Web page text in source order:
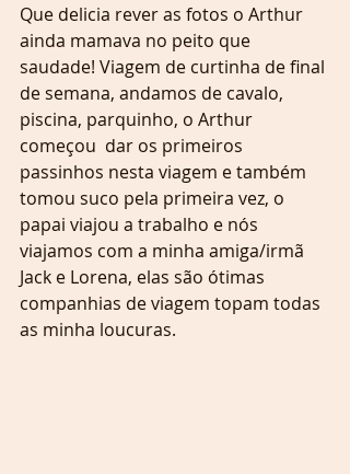
Que delicia rever as fotos o Arthur
ainda mamava no peito que
saudade! Viagem de curtinha de final
de semana, andamos de cavalo,
piscina, parquinho, o Arthur
começou  dar os primeiros
passinhos nesta viagem e também
tomou suco pela primeira vez, o
papai viajou a trabalho e nós
viajamos com a minha amiga/irmã
Jack e Lorena, elas são ótimas
companhias de viagem topam todas
as minha loucuras.